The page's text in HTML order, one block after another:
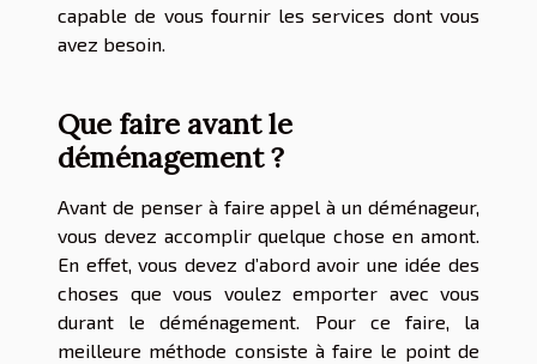
capable de vous fournir les services dont vous
avez besoin.
Que faire avant le
déménagement ?
Avant de penser à faire appel à un déménageur,
vous devez accomplir quelque chose en amont.
En effet, vous devez d’abord avoir une idée des
choses que vous voulez emporter avec vous
durant le déménagement. Pour ce faire, la
meilleure méthode consiste à faire le point de